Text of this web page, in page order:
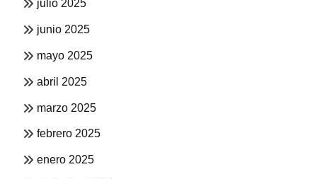
julio 2025
junio 2025
mayo 2025
abril 2025
marzo 2025
febrero 2025
enero 2025